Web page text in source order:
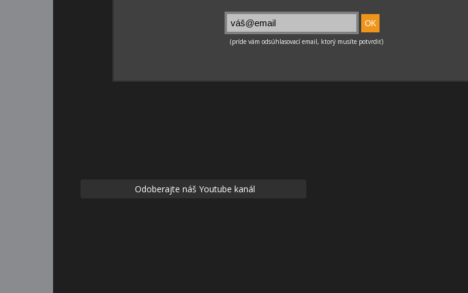
Odoberajte náš Youtube kanál